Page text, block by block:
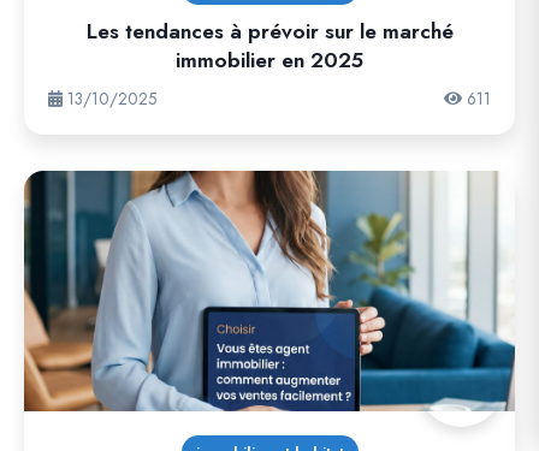
Les tendances à prévoir sur le marché
immobilier en 2025
13/10/2025 611